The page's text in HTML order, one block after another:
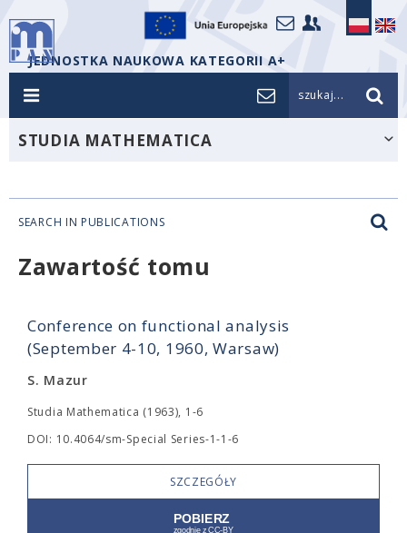
JEDNOSTKA NAUKOWA KATEGORII A+
szukaj...
STUDIA MATHEMATICA
SEARCH IN PUBLICATIONS
Zawartość tomu
Conference on functional analysis
(September 4-10, 1960, Warsaw)
S. Mazur
Studia Mathematica (1963), 1-6
DOI: 10.4064/sm-Special Series-1-1-6
SZCZEGÓŁY